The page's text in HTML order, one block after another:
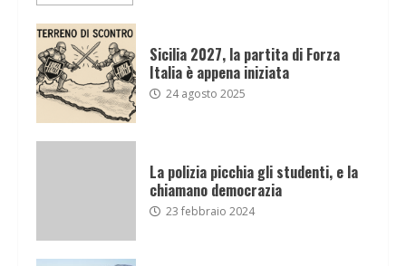
Sicilia 2027, la partita di Forza
Italia è appena iniziata
24 agosto 2025
La polizia picchia gli studenti, e la
chiamano democrazia
23 febbraio 2024